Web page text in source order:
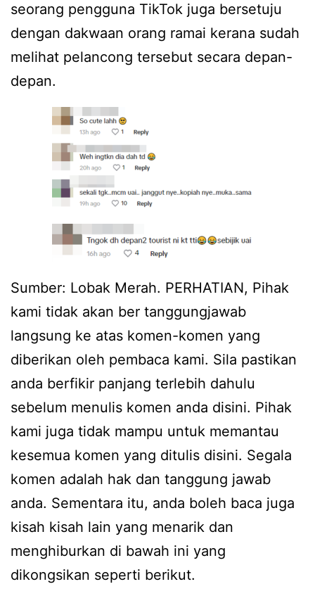
seorang pengguna TikTok juga bersetuju
dengan dakwaan orang ramai kerana sudah
melihat pelancong tersebut secara depan-
depan.
Sumber: Lobak Merah. PERHATIAN, Pihak
kami tidak akan ber tanggungjawab
langsung ke atas komen-komen yang
diberikan oleh pembaca kami. Sila pastikan
anda berfikir panjang terlebih dahulu
sebelum menulis komen anda disini. Pihak
kami juga tidak mampu untuk memantau
kesemua komen yang ditulis disini. Segala
komen adalah hak dan tanggung jawab
anda. Sementara itu, anda boleh baca juga
kisah kisah lain yang menarik dan
menghiburkan di bawah ini yang
dikongsikan seperti berikut.